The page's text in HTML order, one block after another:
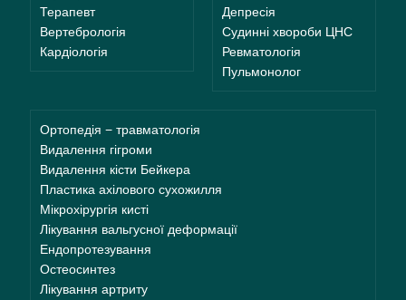
Терапевт
Вертебрологія
Кардіологія
Депресія
Судинні хвороби ЦНС
Ревматологія
Пульмонолог
Ортопедія − травматологія
Видалення гігроми
Видалення кісти Бейкера
Пластика ахілового сухожилля
Мікрохірургія кисті
Лікування вальгусної деформації
Ендопротезування
Остеосинтез
Лікування артриту